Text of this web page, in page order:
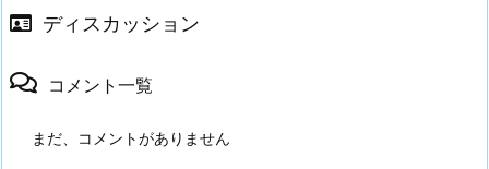
ディスカッション
コメント一覧
まだ、コメントがありません